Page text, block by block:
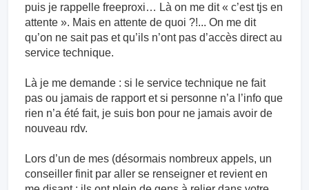
puis je rappelle freeproxi… Là on me dit « c’est tjs en
attente ». Mais en attente de quoi ?!... On me dit
qu’on ne sait pas et qu’ils n’ont pas d’accès direct au
service technique.
Là je me demande : si le service technique ne fait
pas ou jamais de rapport et si personne n’a l’info que
rien n’a été fait, je suis bon pour ne jamais avoir de
nouveau rdv.
Lors d’un de mes (désormais nombreux appels, un
conseiller finit par aller se renseigner et revient en